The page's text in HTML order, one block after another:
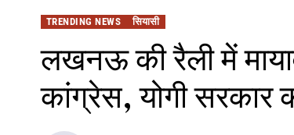
TRENDING NEWS सियासी
लखनऊ की रैली में
कांग्रेस, योगी सरकार